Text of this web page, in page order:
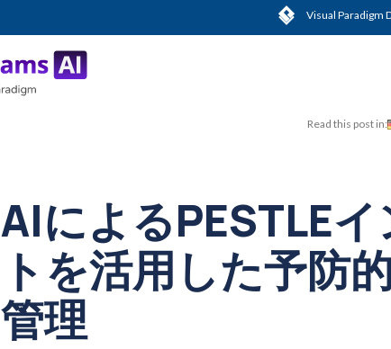
Visual Paradigm
Read this post in:
AIによるPESTLEイ
トを活用した予防
管理